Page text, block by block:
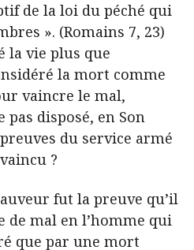
de la loi du péché qui
». (Romains 7, 23)
la vie plus que
la mort comme
vaincre le mal,
disposé, en Son
du service armé
?
fut la preuve qu’il
de mal en l’homme qui
que par une mort